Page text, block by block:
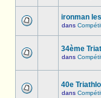
ironman
dans
34ème
dans
40e
dans